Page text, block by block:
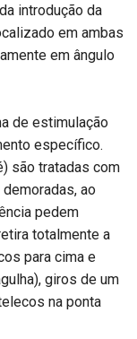
introdução da
em ambas
em ângulo
de estimulação
específico.
são tratadas com
ao
pedem
totalmente a
para cima e
giros de um
na ponta